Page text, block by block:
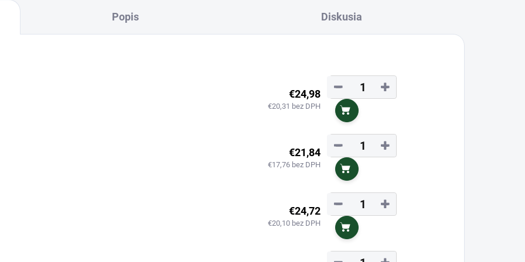
Popis Diskusia
€24,98
€20,31 bez DPH
+
−
Do košíka
€21,84
€17,76 bez DPH
+
−
Do košíka
€24,72
€20,10 bez DPH
+
−
Do košíka